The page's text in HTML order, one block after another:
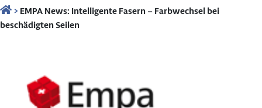
>EMPA News: Intelligente Fasern – Farbwechsel bei
beschädigten Seilen